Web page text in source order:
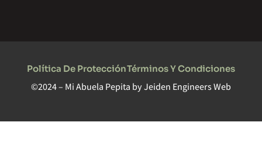
Política De ProtecciónTérminos Y Condiciones
©2024 – Mi Abuela Pepita byJeiden Engineers Web